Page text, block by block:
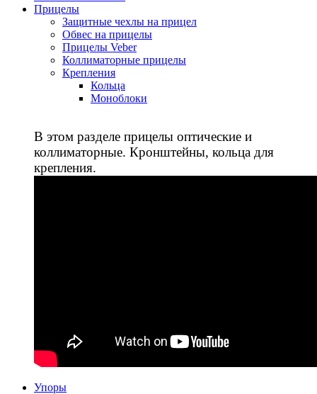
Прицелы
Защитные чехлы на прицел
Обвес на прицелы
Прицелы Veber
Коллиматорные прицелы
Крепления
Кольца
Моноблоки
В этом разделе прицелы оптические и
коллиматорные. Кронштейны, кольца для
крепления.
Упоры